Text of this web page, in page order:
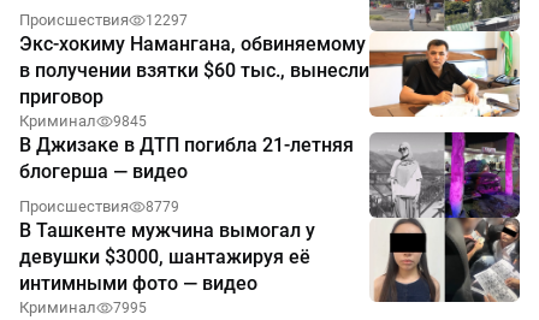
Происшествия 12297
Экс-хокиму Намангана, обвиняемому
в получении взятки $60 тыс., вынесли
приговор
Криминал 9845
В Джизаке в ДТП погибла 21-летняя
блогерша — видео
Происшествия 8779
В Ташкенте мужчина вымогал у
девушки $3000, шантажируя её
интимными фото — видео
Криминал 7995